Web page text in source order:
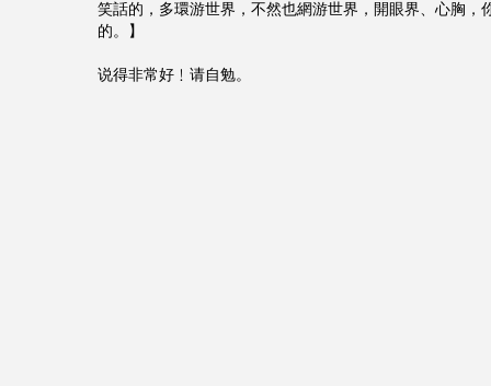
笑話的，多環游世界，不然也網游世界，開眼界、心胸，
的。】
说得非常好﹗请自勉。